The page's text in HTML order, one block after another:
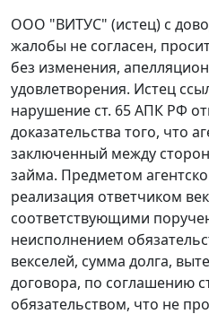
ООО "ВИТУС" (истец) с
жалобы не согласен,
без изменения,
удовлетворения. Истец
нарушение ст. 65АПК РФ
доказательства того, что
заключенный между
займа. Предметом
реализация ответчиком
соответствующими
неисполнением
векселей, сумма долга,
договора, по соглашению
обязательством, что не